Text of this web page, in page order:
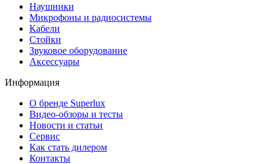
Наушники
Микрофоны и радиосистемы
Кабели
Стойки
Звуковое оборудование
Аксессуары
Информация
О бренде Superlux
Видео-обзоры и тесты
Новости и статьи
Сервис
Как стать дилером
Контакты